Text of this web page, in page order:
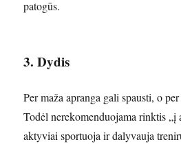
patogūs.
3. Dydis
Per maža apranga gali spausti, o
Todėl nerekomenduojama rinktis „į
aktyviai sportuoja ir dalyvauja